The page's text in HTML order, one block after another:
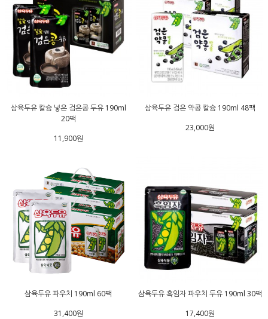
삼육두유 칼슘 넣은 검은콩 두유 190ml
20팩
11,900원
삼육두유 검은 약콩 칼슘 190ml 48팩
23,000원
삼육두유 파우치 190ml 60팩
31,400원
삼육두유 흑임자 파우치 두유 190ml 30팩
17,400원